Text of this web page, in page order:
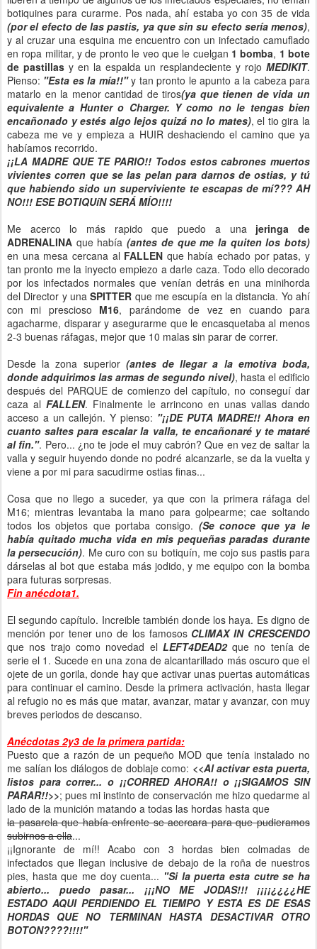
botiquines para curarme. Pos nada, ahí estaba yo con 35 de vida
(por el efecto de las pastis, ya que sin su efecto sería menos),
y al cruzar una esquina me encuentro con un infectado camuflado
en ropa militar, y de pronto le veo que le cuelgan 1 bomba, 1 bote
de pastillasy en la espalda un resplandeciente y rojoMEDIKIT.
Pienso: "Esta es la mía!!"y tan pronto le apunto a la cabeza para
matarlo en la menor cantidad de tiros(ya que tienen de vida un
equivalente a Hunter o Charger. Y como no le tengas bien
encañonado y estés algo lejos quizá no lo mates), el tio gira la
cabeza me ve y empieza a HUIR deshaciendo el camino que ya
habíamos recorrido.
¡¡LA MADRE QUE TE PARIO!! Todos estos cabrones muertos
vivientes corren que se las pelan para darnos de ostias, y tú
que habiendo sido un superviviente te escapas de mí??? AH
NO!!! ESE BOTIQUíN SERÁ MÍO!!!!
Me acerco lo más rapido que puedo a una jeringa de
ADRENALINA que había(antes de que me la quiten los bots)
en una mesa cercana al FALLEN que había echado por patas, y
tan pronto me la inyecto empiezo a darle caza. Todo ello decorado
por los infectados normales que venían detrás en una minihorda
del Director y unaSPITTER que me escupía en la distancia. Yo ahí
con mi prescioso M16, parándome de vez en cuando para
agacharme, disparar y asegurarme que le encasquetaba al menos
2-3 buenas ráfagas, mejor que 10 malas sin parar de correr.
Desde la zona superior (antes de llegar a la emotiva boda,
donde adquirimos las armas de segundo nivel), hasta el edificio
después del PARQUE de comienzo del capítulo, no conseguí dar
caza al FALLEN. Finalmente le arrincono en unas vallas dando
acceso a un callejón. Y pienso: "¡¡DE PUTA MADRE!! Ahora en
cuanto saltes para escalar la valla, te encañonaré y te mataré
al fin.". Pero... ¿no te jode el muy cabrón? Que en vez de saltar la
valla y seguir huyendo donde no podré alcanzarle, se da la vuelta y
viene a por mi para sacudirme ostias finas...
Cosa que no llego a suceder, ya que con la primera ráfaga del
M16; mientras levantaba la mano para golpearme; cae soltando
todos los objetos que portaba consigo. (Se conoce que ya le
había quitado mucha vida en mis pequeñas paradas durante
la persecución). Me curo con su botiquín, me cojo sus pastis para
dárselas al bot que estaba más jodido, y me equipo con la bomba
para futuras sorpresas.
Fin anécdota1.
El segundo capítulo. Increible también donde los haya. Es digno de
mención por tener uno de los famosos CLIMAX IN CRESCENDO
que nos trajo como novedad el LEFT4DEAD2que no tenía de
serie el 1. Sucede en una zona de alcantarillado más oscuro que el
ojete de un gorila, donde hay que activar unas puertas automáticas
para continuar el camino. Desde la primera activación, hasta llegar
al refugio no es más que matar, avanzar, matar y avanzar, con muy
breves periodos de descanso.
Anécdotas 2y3 de la primera partida:
Puesto que a razón de un pequeño MOD que tenía instalado no
me salían los diálogos de doblaje como: <<Al activar esta puerta,
listos para correr... o ¡¡CORRED AHORA!! o ¡¡SIGAMOS SIN
PARAR!!>>; pues mi instinto de conservación me hizo quedarme al
lado de la munición matando a todas las hordas hasta que
la pasarela que había enfrente se acercara para que pudieramos
subirnos a ella...
¡¡Ignorante de mí!! Acabo con 3 hordas bien colmadas de
infectados que llegan inclusive de debajo de la roña de nuestros
pies, hasta que me doy cuenta... "Si la puerta esta cutre se ha
abierto... puedo pasar... ¡¡¡NO ME JODAS!!! ¡¡¡¡¿¿¿¿HE
ESTADO AQUI PERDIENDO EL TIEMPO Y ESTA ES DE ESAS
HORDAS QUE NO TERMINAN HASTA DESACTIVAR OTRO
BOTON????!!!!"